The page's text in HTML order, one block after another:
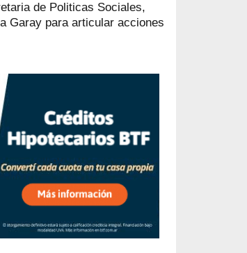
de Politicas Sociales,
Garay para articular acciones